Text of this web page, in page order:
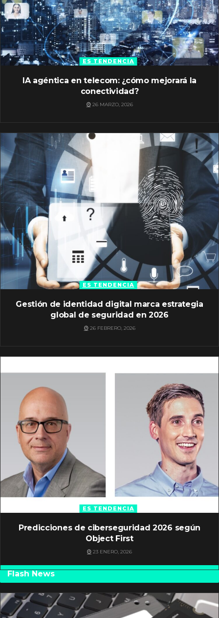
ES TENDENCIA
IA agéntica en telecom: ¿cómo mejorará la
conectividad?
26 MARZO, 2026
ES TENDENCIA
Gestión de identidad digital marca estrategia
global de seguridad en 2026
26 FEBRERO, 2026
ES TENDENCIA
Predicciones de ciberseguridad 2026 según
Object First
23 ENERO, 2026
Flash News